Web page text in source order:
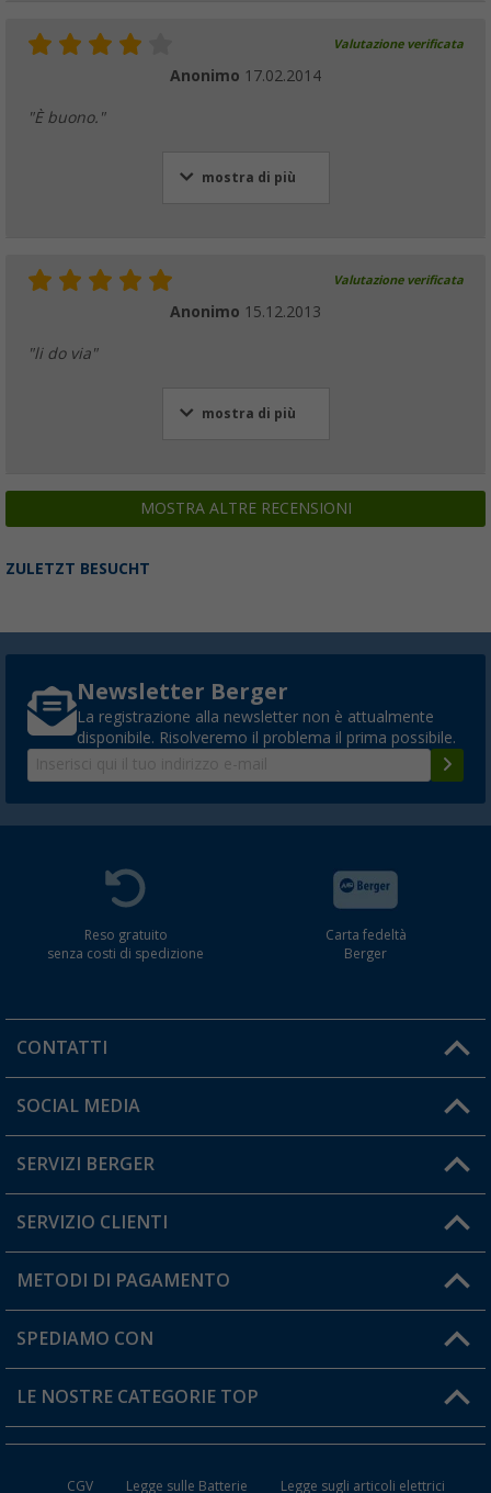
Valutazione verificata
Anonimo 17.02.2014
"È buono."
mostra di più
Valutazione verificata
Anonimo 15.12.2013
"li do via"
mostra di più
MOSTRA ALTRE RECENSIONI
ZULETZT BESUCHT
Newsletter Berger
La registrazione alla newsletter non è attualmente
disponibile. Risolveremo il problema il prima possibile.
Reso gratuito
senza costi di spedizione
Carta fedeltà
Berger
CONTATTI
Orari di apertura del servizio:
Hai una domanda?
SOCIAL MEDIA
SERVIZI BERGER
Diventare rivenditori
Il mio Account
Carta fedeltà Berger
SERVIZIO CLIENTI
Informazioni sulla spedizione
Resi
FAQ e Contatti
METODI DI PAGAMENTO
SPEDIAMO CON
LE NOSTRE CATEGORIE TOP
CGV Legge sulle Batterie Legge sugli articoli elettrici